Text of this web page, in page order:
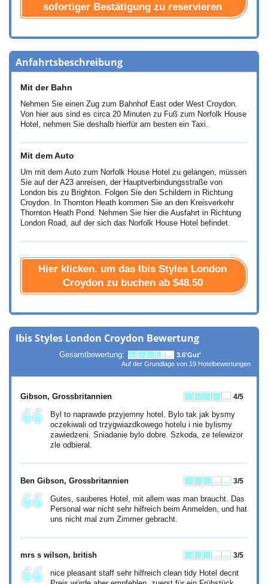
sofortiger Bestätigung zu reservieren
Anfahrtsbeschreibung
Mit der Bahn
Nehmen Sie einen Zug zum Bahnhof East oder West Croydon.
Von hier aus sind es circa 20 Minuten zu Fuß zum Norfolk House
Hotel, nehmen Sie deshalb hierfür am besten ein Taxi.
Mit dem Auto
Um mit dem Auto zum Norfolk House Hotel zu gelangen, müssen
Sie auf der A23 anreisen, der Hauptverbindungsstraße von
London bis zu Brighton. Folgen Sie den Schildern in Richtung
Croydon. In Thornton Heath kommen Sie an den Kreisverkehr
Thornton Heath Pond. Nehmen Sie hier die Ausfahrt in Richtung
London Road, auf der sich das Norfolk House Hotel befindet.
Hier klicken. um das Ibis Styles London
Croydon zu buchen ab $48.50
Ibis Styles London Croydon Bewertung
Gesamtbewertung: 3.6'Gut'
Auf der Grundlage von 19 Hotelbewertungen
Gibson, Grossbritannien 4/5
Byl to naprawde przyjemny hotel. Bylo tak jak bysmy
oczekiwali od trzygwiazdkowego hotelu i nie bylismy
zawiedzeni. Sniadanie bylo dobre. Szkoda, ze telewizor
zle odbieral.
Ben Gibson, Grossbritannien 3/5
Gutes, sauberes Hotel, mit allem was man braucht. Das
Personal war nicht sehr hilfreich beim Anmelden, und hat
uns nicht mal zum Zimmer gebracht.
mrs s wilson, british 3/5
nice pleasant staff sehr hilfreich clean tidy Hotel decnt